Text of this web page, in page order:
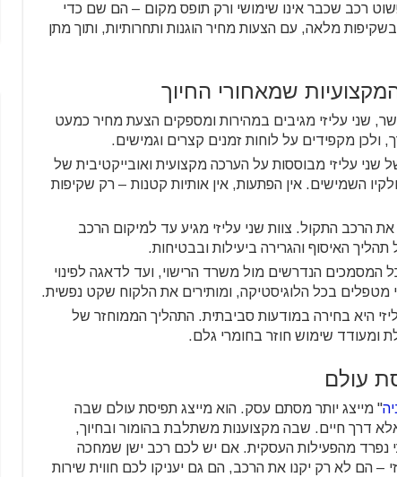
רכב שכבר אינו שימושי ורק תופס מקום – הם שם כדי
מלאה, עם הצעות מחיר הוגנות ותחרותיות, ותוך מתן
שמאחורי החיוך
שני עליזי מגיבים במהירות ומספקים הצעת מחיר כמעט
ולכן מקפידים על לוחות זמנים קצרים וגמישים.
שני עליזי מבוססות על הערכה מקצועית ואובייקטיבית של
השמישים. אין הפתעות, אין אותיות קטנות – רק שקיפות
את הרכב התקול. צוות שני עליזי מגיע עד למיקום הרכב
האיסוף והגרירה ביעילות ובבטיחות.
המסמכים הנדרשים מול משרד הרישוי, ועד לדאגה לפינוי
מטפלים בכל הלוגיסטיקה, ומותירים את הלקוח שקט נפשית.
היא בחירה במודעות סביבתית. התהליך הממוחזר של
ומעודד שימוש חוזר בחומרי גלם.
עולם
" מייצג יותר מסתם עסק. הוא מייצג תפיסת עולם שבה
דרך חיים. שבה מקצוענות משתלבת בהומור ובחיוך,
נפרד מהפעילות העסקית. אם יש לכם רכב ישן שמחכה
– הם לא רק יקנו את הרכב, הם גם יעניקו לכם חווית שירות